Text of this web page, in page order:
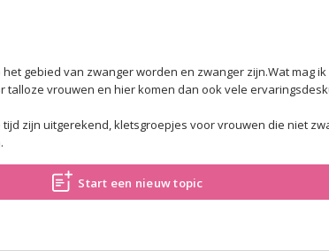
gebied van zwanger worden en zwanger zijn.Wat mag
vrouwen en hier komen dan ook vele
zijn uitgerekend, kletsgroepjes voor vrouwen die niet
Start een nieuw topic